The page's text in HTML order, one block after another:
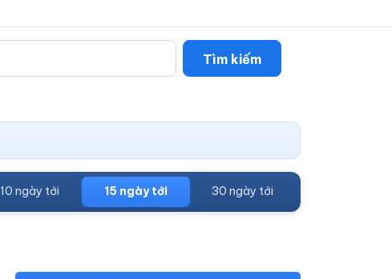
Tìm kiếm
10 ngày tới 15 ngày tới 30 ngày tới